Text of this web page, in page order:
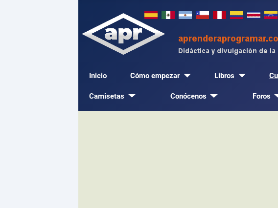
Inicio Cómo empezar Libros
Camisetas Conócenos Foros